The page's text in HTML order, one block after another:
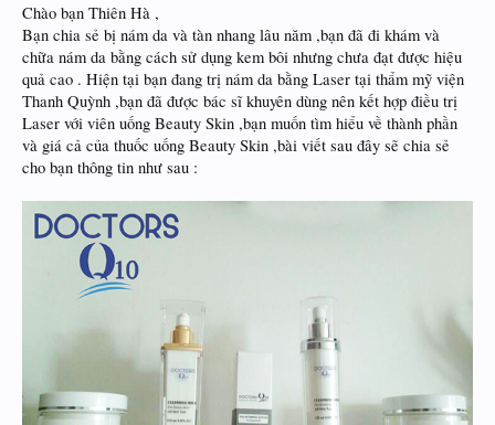
Chào bạn Thiên Hà ,
Bạn chia sẻ bị nám da và tàn nhang lâu năm ,bạn đã đi khám và
chữa nám da bằng cách sử dụng kem bôi nhưng chưa đạt được hiệu
quả cao . Hiện tại bạn đang trị nám da bằng Laser tại thẩm mỹ viện
Thanh Quỳnh ,bạn đã được bác sĩ khuyên dùng nên kết hợp điều trị
Laser với viên uống Beauty Skin ,bạn muốn tìm hiểu về thành phần
và giá cả của thuốc uống Beauty Skin ,bài viết sau đây sẽ chia sẻ
cho bạn thông tin như sau :